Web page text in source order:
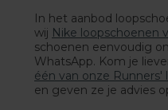
In het aanbod
wij Nike loopschoenen
schoenen eenvoudig
WhatsApp. Kom je
één van onze Runners'
en geven ze je advies